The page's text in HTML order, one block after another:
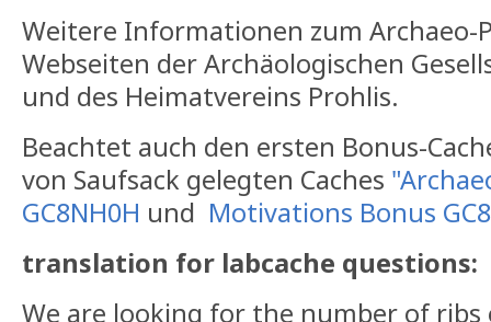
Weitere Informationen zum
Webseiten der Archäologischen
und des Heimatvereins Prohlis.
Beachtet auch den ersten Bonus-
von Saufsack gelegten Caches
GC8NH0H und Motivations Bonus
translation for labcache questions:
We are looking for the number of ribs